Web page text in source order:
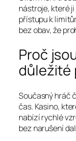
nástroje, které
přístupu k
bez obav, že
Proč
důležité
Současný hráč
čas. Kasino,
nabízí rychlé
bez narušení